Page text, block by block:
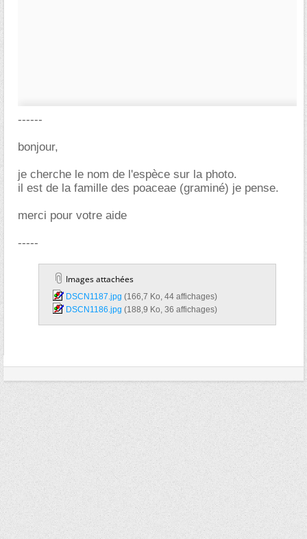
------
bonjour,
je cherche le nom de l'espèce sur la photo.
il est de la famille des poaceae (graminé) je pense.
merci pour votre aide
-----
Images attachées
DSCN1187.jpg‎ (166,7 Ko, 44 affichages)
DSCN1186.jpg‎ (188,9 Ko, 36 affichages)